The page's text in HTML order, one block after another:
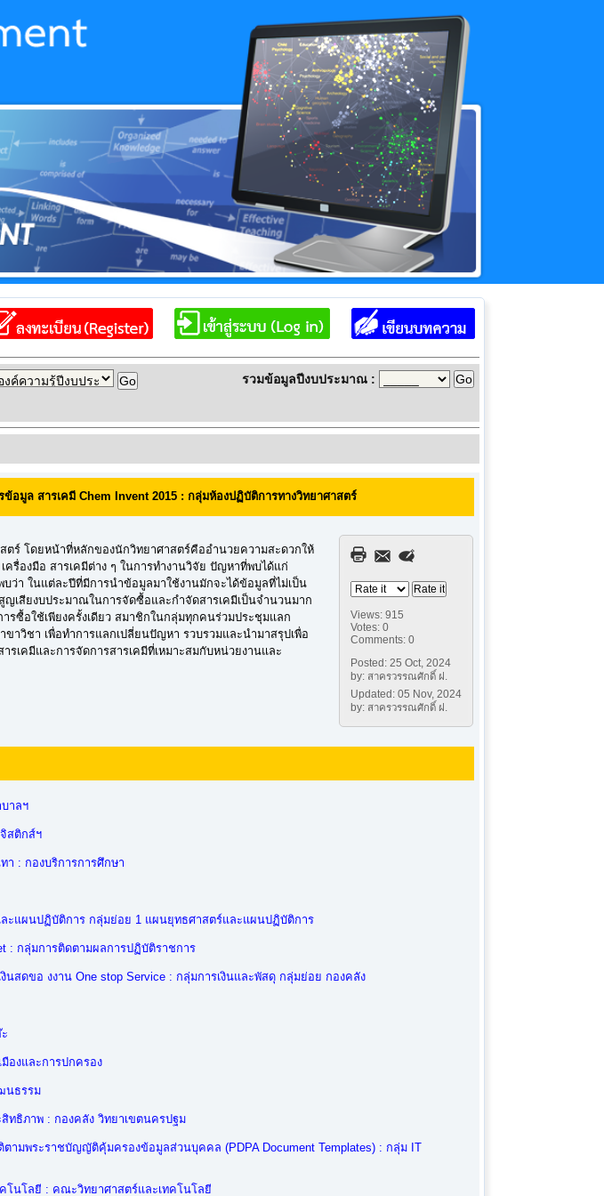
รวมข้อมูลปีงบประมาณ :
อมูล สารเคมี Chem Invent 2015 : กลุ่มห้องปฏิบัติการทางวิทยาศาสตร์
Views: 915
Votes: 0
Comments: 0
Posted: 25 Oct, 2024
by: สาครวรรณศักดิ์ ฝ.
Updated: 05 Nov, 2024
by: สาครวรรณศักดิ์ ฝ.
โดยหน้าที่หลักของนักวิทยาศาสตร์คืออำนวยความสะดวกให้
องมือ สารเคมีต่าง ๆ ในการทำงานวิจัย ปัญหาที่พบได้แก่
ว่า ในแต่ละปีที่มีการนำข้อมูลมาใช้งานมักจะได้ข้อมูลที่ไม่เป็น
เสียงบประมาณในการจัดซื้อและกำจัดสารเคมีเป็นจำนวนมาก
รซื้อใช้เพียงครั้งเดียว สมาชิกในกลุ่มทุกคนร่วมประชุมแลก
าวิชา เพื่อทำการแลกเปลี่ยนปัญหา รวบรวมและนำมาสรุปเพื่อ
เคมีและการจัดการสารเคมีที่เหมาะสมกับหน่วยงานและ
าลฯ
สติกส์ฯ
า : กองบริการการศึกษา
ะแผนปฏิบัติการ กลุ่มย่อย 1 แผนยุทธศาสตร์และแผนปฏิบัติการ
: กลุ่มการติดตามผลการปฏิบัติราชการ
สดขอ งงาน One stop Service : กลุ่มการเงินและพัสดุ กลุ่มย่อย กองคลัง
องและการปกครอง
นธรรม
ทธิภาพ : กองคลัง วิทยาเขตนครปฐม
ามพระราชบัญญัติคุ้มครองข้อมูลส่วนบุคคล (PDPA Document Templates) : กลุ่ม IT
โนโลยี : คณะวิทยาศาสตร์และเทคโนโลยี